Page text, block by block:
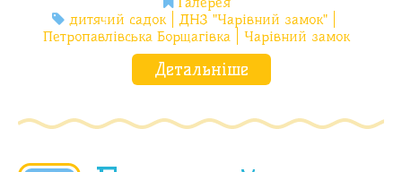
дитячий садок
ДНЗ "Чарівний замок"
Петропавлівська Борщагівка
Чарівний замок
Детальніше